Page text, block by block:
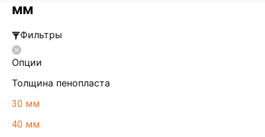
мм
Фильтры
Опции
Толщина пенопласта
30 мм
40 мм